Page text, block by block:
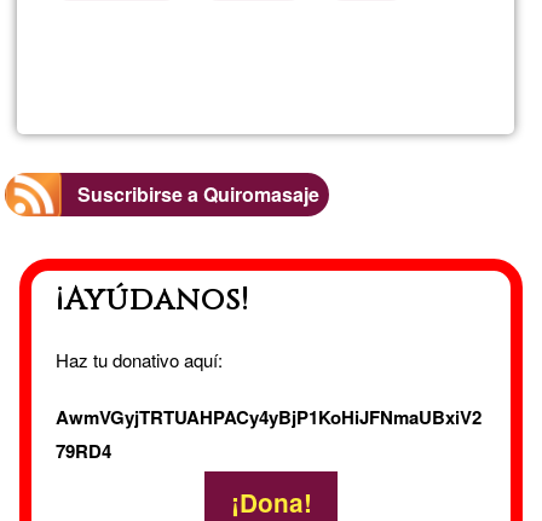
Suscribirse a Quiromasaje
¡Ayúdanos!
Haz tu donativo aquí:
AwmVGyjTRTUAHPACy4yBjP1KoHiJFNmaUBxiV2
79RD4
¡Dona!